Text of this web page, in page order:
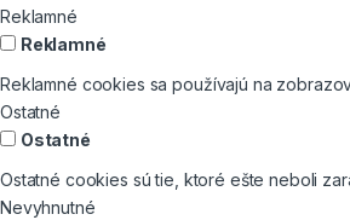
Reklamné
Reklamné
Reklamné cookies sa používajú na
Ostatné
Ostatné
Ostatné cookies sú tie, ktoré ešte neboli
Nevyhnutné